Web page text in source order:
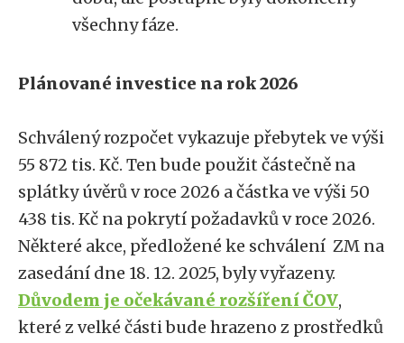
všechny fáze.
Plánované investice na rok 2026
Schválený rozpočet vykazuje přebytek ve výši
55 872 tis. Kč. Ten bude použit částečně na
splátky úvěrů v roce 2026 a částka ve výši 50
438 tis. Kč na pokrytí požadavků v roce 2026.
Některé akce, předložené ke schválení ZM na
zasedání dne 18. 12. 2025, byly vyřazeny.
Důvodem je očekávané rozšíření ČOV,
které z velké části bude hrazeno z prostředků